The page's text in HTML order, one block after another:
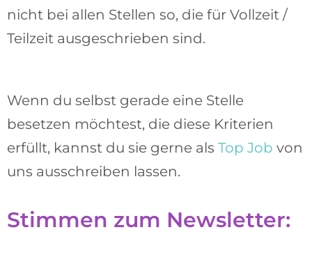
nicht bei allen Stellen so, die für Vollzeit /
Teilzeit ausgeschrieben sind.
Wenn du selbst gerade eine Stelle
besetzen möchtest, die diese Kriterien
erfüllt, kannst du sie gerne als Top Job von
uns ausschreiben lassen.
Stimmen zum Newsletter: